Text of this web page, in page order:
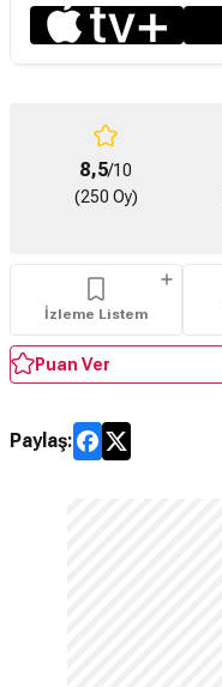
8,5/10
(250 Oy)
İzleme Listem
Puan Ver
Paylaş: